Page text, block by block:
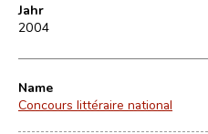
Jahr
2004
Name
Concours littéraire national